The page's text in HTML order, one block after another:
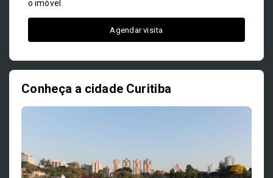
o imóvel.
Agendar visita
Conheça a cidade Curitiba